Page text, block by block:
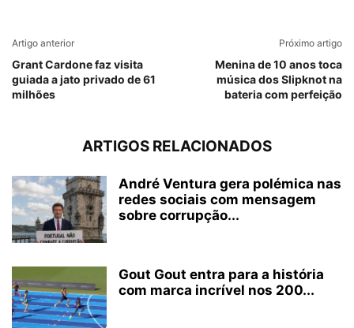
Artigo anterior
Grant Cardone faz visita
guiada a jato privado de 61
milhões
Próximo artigo
Menina de 10 anos toca
música dos Slipknot na
bateria com perfeição
ARTIGOS RELACIONADOS
André Ventura gera polémica nas
redes sociais com mensagem
sobre corrupção...
Gout Gout entra para a história
com marca incrível nos 200...